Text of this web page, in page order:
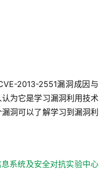
2013-2551漏洞成因与
为它是学习漏洞利用技术
洞可以了解学习到漏洞利
系统及安全对抗实验中心